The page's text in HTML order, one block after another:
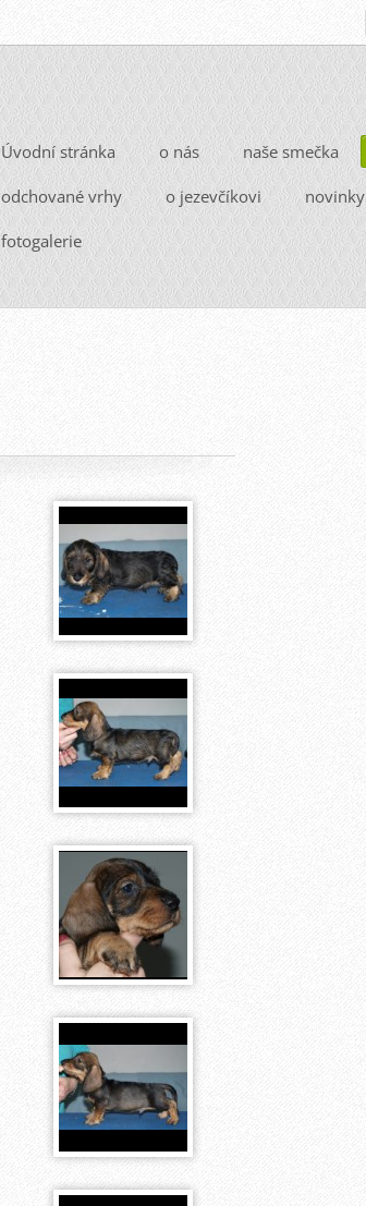
Úvodní stránka o nás naše smečka
odchované vrhy o jezevčíkovi novinky
fotogalerie